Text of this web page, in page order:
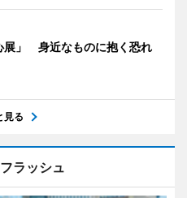
展」 身近なものに抱く恐れ
見る
ラッシュ